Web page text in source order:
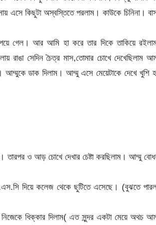
এসে কিছুটা অস্বস্তিতে পরলাম। কাউকে চিনিনা।
আর আমি হা করে তার দিকে তাকিয়ে
রাঙা সেদিন চৈত্র মাস,তোমার চোখে দেখেছিলাম
আম্মুকে ডাক দিলাম। আম্মু এসে মেয়েটাকে দেখে খুশি
তারপর ও আড় চোখে দেখার চেষ্টা করছিলাম। আম্মু
দিয়ে কলেজ থেকে ছুটিতে এসেছে। (বুঝতে
নিজেকে ধিক্কার দিলাম( এত সুন্দর একটা মেয়ে অথচ